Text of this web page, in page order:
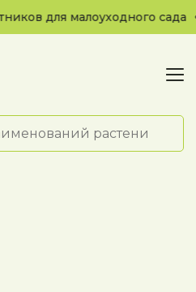
для малоуходного сада